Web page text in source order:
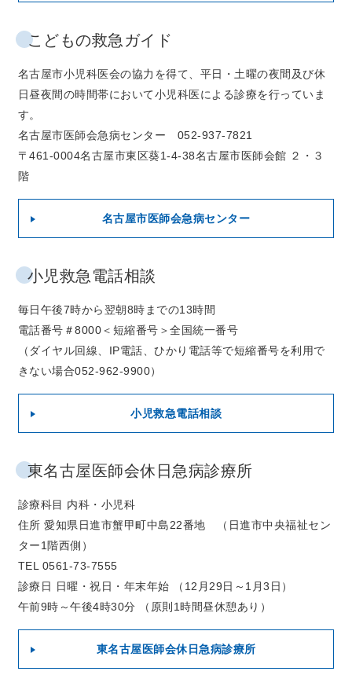
こどもの救急ガイド
名古屋市小児科医会の協力を得て、平日・土曜の夜間及び休
日昼夜間の時間帯において小児科医による診療を行っていま
す。
名古屋市医師会急病センター 052-937-7821
〒461-0004名古屋市東区葵1-4-38名古屋市医師会館 ２・３
階
名古屋市医師会急病センター
小児救急電話相談
毎日午後7時から翌朝8時までの13時間
電話番号＃8000＜短縮番号＞全国統一番号
（ダイヤル回線、IP電話、ひかり電話等で短縮番号を利用で
きない場合052-962-9900）
小児救急電話相談
東名古屋医師会休日急病診療所
診療科目 内科・小児科
住所 愛知県日進市蟹甲町中島22番地 （日進市中央福祉セン
ター1階西側）
TEL 0561-73-7555
診療日 日曜・祝日・年末年始 （12月29日～1月3日）
午前9時～午後4時30分 （原則1時間昼休憩あり）
東名古屋医師会休日急病診療所